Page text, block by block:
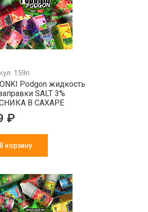
159п
Podgon жидкость
SALT 3%
В САХАРЕ
₽
В корзину